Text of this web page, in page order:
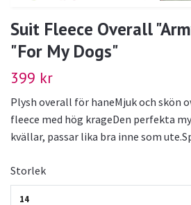
Suit Fleece Overall
"For My Dogs"
399 kr
Plysh overall för haneMjuk och skön
fleece med hög krageDen perfekta
kvällar, passar lika bra inne som
Storlek
14